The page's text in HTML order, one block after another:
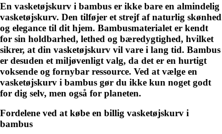
En vasketøjskurv i bambus er ikke bare en almindelig
vasketøjskurv. Den tilføjer et strejf af naturlig skønhed
og elegance til dit hjem. Bambusmaterialet er kendt
for sin holdbarhed, lethed og bæredygtighed, hvilket
sikrer, at din vasketøjskurv vil vare i lang tid. Bambus
er desuden et miljøvenligt valg, da det er en hurtigt
voksende og fornybar ressource. Ved at vælge en
vasketøjskurv i bambus gør du ikke kun noget godt
for dig selv, men også for planeten.
Fordelene ved at købe en billig vasketøjskurv i
bambus